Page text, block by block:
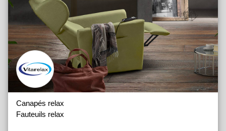
Canapés relax
Fauteuils relax